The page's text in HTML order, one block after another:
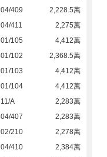
04/409
2,228.5萬
04/411
2,275萬
01/105
4,412萬
01/102
2,368.5萬
01/103
4,412萬
01/104
4,412萬
11/A
2,283萬
04/407
2,283萬
02/210
2,278萬
04/410
2,384萬